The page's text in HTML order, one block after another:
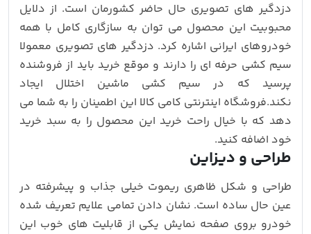
دزدگیر های تصویری حال حاضر کشورمان است. از دلایل
محبوبیت این محصول می توان به سازگاری کامل با همه
خودروهای ایرانی اشاره کرد. دزدگیر های تصویری معمولا
سیم کشی حرفه ای را دارند و موقع خرید باید از فروشنده
پرسید که در سیم کشی ماشین اختلال ایجاد
نکند.فروشگاه اینترنتی کامی کالا این اطمینان را به شما می
دهد که با خیال راحت خرید این محصول را به سبد خرید
خود اضافه کنید.
طراحی و دیزاین
طراحی و شکل ظاهری ریموت خیلی جذاب و پیشرفته در
عین حال ساده است. نشان دادن تمامی علایم تعریف شده
خودرو بروی صفحه نمایش یکی از قابلیت های خوب این